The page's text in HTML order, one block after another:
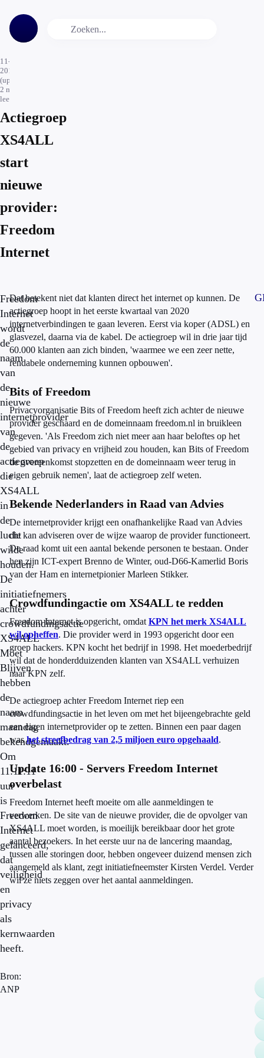
11-11-
2019
(update)
2 min.
leestijd
Actiegroep
XS4ALL
start
nieuwe
provider:
Freedom
Internet
Freedom
Internet
wordt
de
naam
van
de
nieuwe
internetprovider
van
de
actiegroep
die
XS4ALL
in
de
lucht
wilde
houden.
De
initiatiefnemers
achter
crowdfundingsactie
XS4ALL
Moet
Blijven
hebben
de
naam
maandag
bekendgemaakt.
Om
11:11:11
uur
is
Freedom
Internet
gelanceerd,
dat
veiligheid
en
privacy
als
kernwaarden
heeft.
Dat betekent niet dat klanten direct het internet op kunnen. De
actiegroep hoopt in het eerste kwartaal van 2020
internetverbindingen te gaan leveren. Eerst via koper (ADSL) en
glasvezel, daarna via de kabel. De actiegroep wil in drie jaar tijd
60.000 klanten aan zich binden, 'waarmee we een zeer nette,
rendabele onderneming kunnen opbouwen'.
Bits of Freedom
Privacyorganisatie Bits of Freedom heeft zich achter de nieuwe
provider geschaard en de domeinnaam freedom.nl in bruikleen
gegeven. 'Als Freedom zich niet meer aan haar beloftes op het
gebied van privacy en vrijheid zou houden, kan Bits of Freedom
de overeenkomst stopzetten en de domeinnaam weer terug in
eigen gebruik nemen', laat de actiegroep zelf weten.
Bekende Nederlanders in Raad van Advies
De internetprovider krijgt een onafhankelijke Raad van Advies
die kan adviseren over de wijze waarop de provider functioneert.
De raad komt uit een aantal bekende personen te bestaan. Onder
hen zijn ICT-expert Brenno de Winter, oud-D66-Kamerlid Boris
van der Ham en internetpionier Marleen Stikker.
Crowdfundingactie om XS4ALL te redden
Freedom Internet is opgericht, omdat KPN het merk XS4ALL
wil opheffen. Die provider werd in 1993 opgericht door een
groep hackers. KPN kocht het bedrijf in 1998. Het moederbedrijf
wil dat de honderdduizenden klanten van XS4ALL verhuizen
naar KPN zelf.
De actiegroep achter Freedom Internet riep een
crowdfundingsactie in het leven om met het bijeengebrachte geld
een eigen internetprovider op te zetten. Binnen een paar dagen
washet streefbedrag van 2,5 miljoen euro opgehaald.
Update 16:00 - Servers Freedom Internet
overbelast
Freedom Internet heeft moeite om alle aanmeldingen te
verwerken. De site van de nieuwe provider, die de opvolger van
XS4ALL moet worden, is moeilijk bereikbaar door het grote
aantal bezoekers. In het eerste uur na de lancering maandag,
tussen alle storingen door, hebben ongeveer duizend mensen zich
aangemeld als klant, zegt initiatiefneemster Kirsten Verdel. Verder
wil ze niets zeggen over het aantal aanmeldingen.
Bron:
ANP